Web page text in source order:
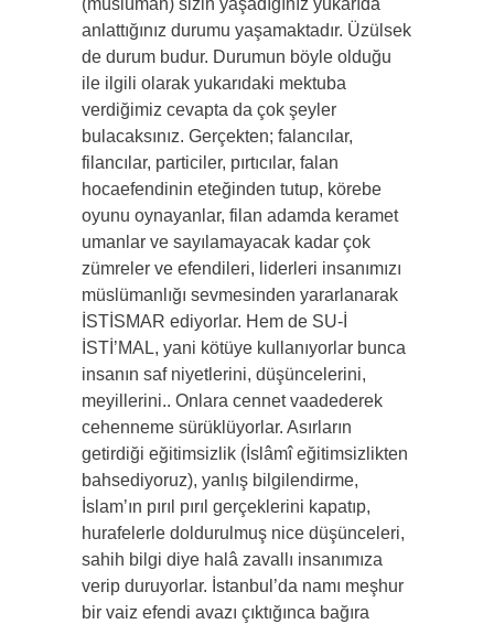
(müslüman) sizin yaşadığınız yukarıda
anlattığınız durumu yaşamaktadır. Üzülsek
de durum budur. Durumun böyle olduğu
ile ilgili olarak yukarıdaki mektuba
verdiğimiz cevapta da çok şeyler
bulacaksınız. Gerçekten; falancılar,
filancılar, particiler, pırtıcılar, falan
hocaefendinin eteğinden tutup, körebe
oyunu oynayanlar, filan adamda keramet
umanlar ve sayılamayacak kadar çok
zümreler ve efendileri, liderleri insanımızı
müslümanlığı sevmesinden yararlanarak
İSTİSMAR ediyorlar. Hem de SU-İ
İSTİ’MAL, yani kötüye kullanıyorlar bunca
insanın saf niyetlerini, düşüncelerini,
meyillerini.. Onlara cennet vaadederek
cehenneme sürüklüyorlar. Asırların
getirdiği eğitimsizlik (İslâmî eğitimsizlikten
bahsediyoruz), yanlış bilgilendirme,
İslam’ın pırıl pırıl gerçeklerini kapatıp,
hurafelerle doldurulmuş nice düşünceleri,
sahih bilgi diye halâ zavallı insanımıza
verip duruyorlar. İstanbul’da namı meşhur
bir vaiz efendi avazı çıktığınca bağıra